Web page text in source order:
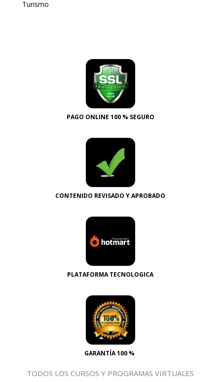
Turismo
PAGO ONLINE 100 % SEGURO
CONTENIDO REVISADO Y APROBADO
PLATAFORMA TECNOLOGICA
GARANTÍA 100 %
TODOS LOS CURSOS Y PROGRAMAS VIRTUALES